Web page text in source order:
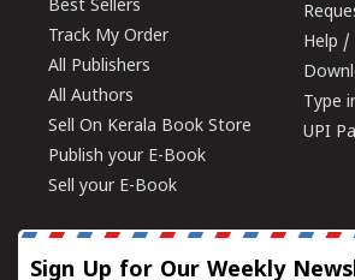
Best Sellers
Track My Order
All Publishers
All Authors
Sell On Kerala Book Store
Publish your E-Book
Sell your E-Book
Help /
Type
UPI
Sign Up for Our Weekly